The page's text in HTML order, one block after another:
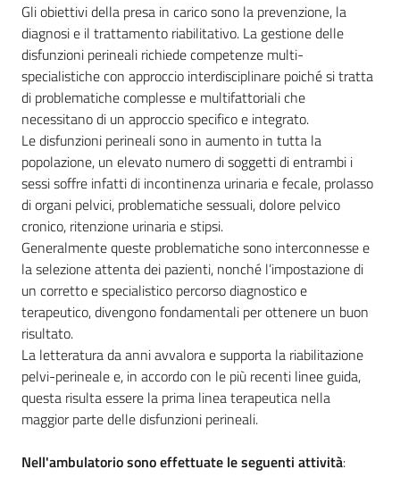
Studiare
a
Piacenza
Costruiamo
Salute
Novità
Scuole
Imprese
ed Enti
Seguici
Gli obiettivi della presa in carico sono la prevenzione, la
diagnosi e il trattamento riabilitativo. La gestione delle
disfunzioni perineali richiede competenze multi-
specialistiche con approccio interdisciplinare poiché si tratta
di problematiche complesse e multifattoriali che
necessitano di un approccio specifico e integrato.
Le disfunzioni perineali sono in aumento in tutta la
popolazione, un elevato numero di soggetti di entrambi i
sessi soffre infatti di incontinenza urinaria e fecale, prolasso
di organi pelvici, problematiche sessuali, dolore pelvico
cronico, ritenzione urinaria e stipsi.
Generalmente queste problematiche sono interconnesse e
la selezione attenta dei pazienti, nonché l’impostazione di
un corretto e specialistico percorso diagnostico e
terapeutico, divengono fondamentali per ottenere un buon
risultato.
La letteratura da anni avvalora e supporta la riabilitazione
pelvi-perineale e, in accordo con le più recenti linee guida,
questa risulta essere la prima linea terapeutica nella
maggior parte delle disfunzioni perineali.
Nell'ambulatorio sono effettuate le seguenti attività: